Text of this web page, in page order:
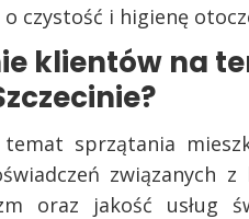
o czystość i higienę
klientów na
sprzątania
związanych
oraz jakość usług